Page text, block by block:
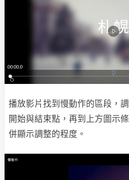
播放影片找到慢動作的區段，
開始與結束點，再到上方圖示
併顯示調整的程度。